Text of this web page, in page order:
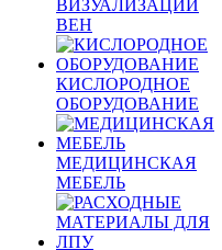
ВИЗУАЛИЗАЦИИ
ВЕН
КИСЛОРОДНОЕ
ОБОРУДОВАНИЕ
МЕДИЦИНСКАЯ
МЕБЕЛЬ